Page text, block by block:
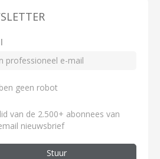
geen robot
van de 2.500+ abonnees van
nieuwsbrief
Stuur